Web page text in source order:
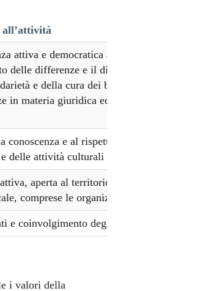
attiva e democratica attraverso la
delle differenze e il dialogo tra le culture,
e della cura dei beni comuni e della
in materia giuridica ed economico-
e al rispetto della legalità,
delle attività culturali
aperta al territorio e in grado di
comprese le organizzazioni del terzo
coinvolgimento degli alunni e degli
i valori della